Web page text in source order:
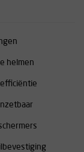
beschikbaar)
helmen